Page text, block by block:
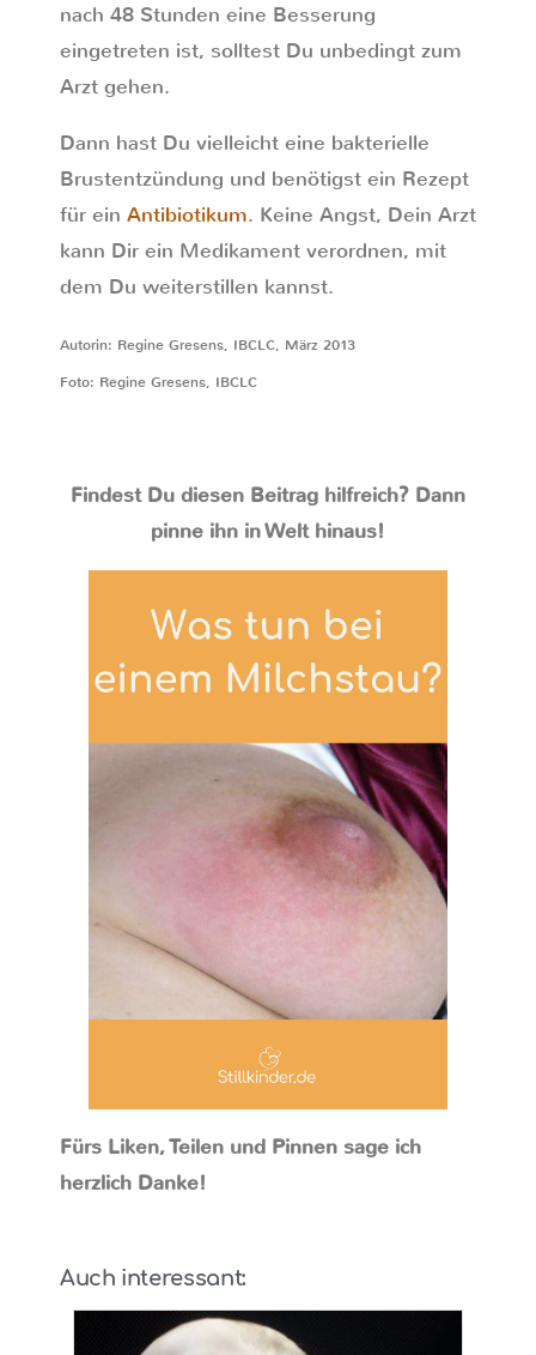
nach 48 Stunden eine Besserung
eingetreten ist, solltest Du unbedingt zum
Arzt gehen.
Dann hast Du vielleicht eine bakterielle
Brustentzündung und benötigst ein Rezept
für ein Antibiotikum. Keine Angst, Dein Arzt
kann Dir ein Medikament verordnen, mit
dem Du weiterstillen kannst.
Autorin: Regine Gresens, IBCLC, März 2013
Foto: Regine Gresens, IBCLC
Findest Du diesen Beitrag hilfreich? Dann
pinne ihn in Welt hinaus!
Fürs Liken, Teilen und Pinnen sage ich
herzlich Danke!
Auch interessant: